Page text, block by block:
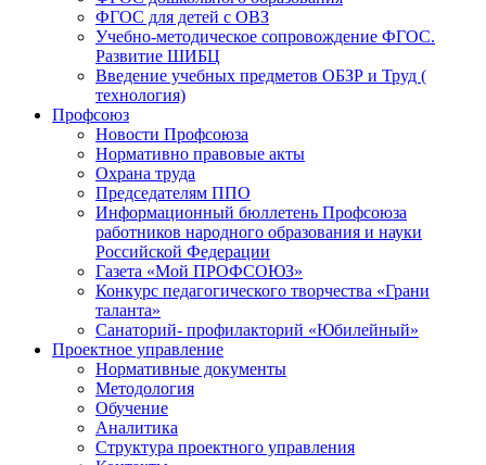
ФГОС для детей с ОВЗ
Учебно-методическое сопровождение ФГОС.
Развитие ШИБЦ
Введение учебных предметов ОБЗР и Труд (
технология)
Профсоюз
Новости Профсоюза
Нормативно правовые акты
Охрана труда
Председателям ППО
Информационный бюллетень Профсоюза
работников народного образования и науки
Российской Федерации
Газета «Мой ПРОФСОЮЗ»
Конкурс педагогического творчества «Грани
таланта»
Санаторий- профилакторий «Юбилейный»
Проектное управление
Нормативные документы
Методология
Обучение
Аналитика
Структура проектного управления